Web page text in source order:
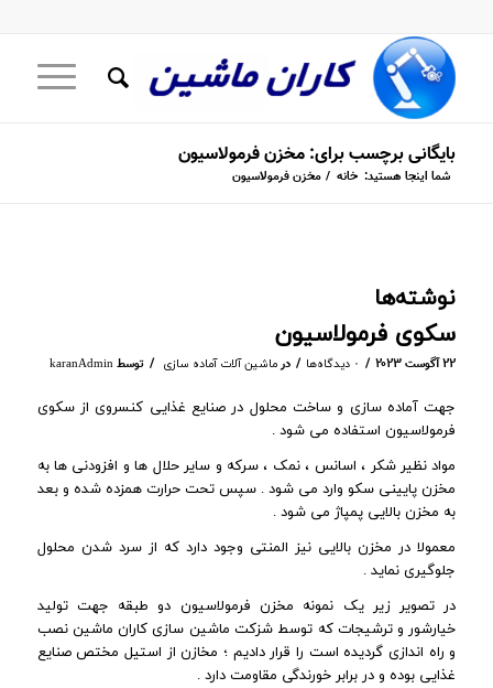
بایگانی برچسب برای: مخزن فرمولاسیون
شما اینجا هستید: خانه / مخزن فرمولاسیون
نوشته‌ها
سکوی فرمولاسیون
۲۲ آگوست ۲۰۲۳ / ۰ دیدگاه‌ها / درماشین آلات آماده سازی / توسط karanAdmin
جهت آماده سازی و ساخت محلول در صنایع غذایی کنسروی از سکوی
فرمولاسیون استفاده می شود .
مواد نظیر شکر ، اسانس ، نمک ، سرکه و سایر حلال ها و افزودنی ها به
مخزن پایینی سکو وارد می شود . سپس تحت حرارت همزده شده و بعد
به مخزن بالایی پمپاژ می شود .
معمولا در مخزن بالایی نیز المنتی وجود دارد که از سرد شدن محلول
جلوگیری نماید .
در تصویر زیر یک نمونه مخزن فرمولاسیون دو طبقه جهت تولید
خیارشور و ترشیجات که توسط شزکت ماشین سازی کاران ماشین نصب
و راه اندازی گردیده است را قرار دادیم ؛ مخازن از استیل مختص صنایع
غذایی بوده و در برابر خورندگی مقاومت دارد .